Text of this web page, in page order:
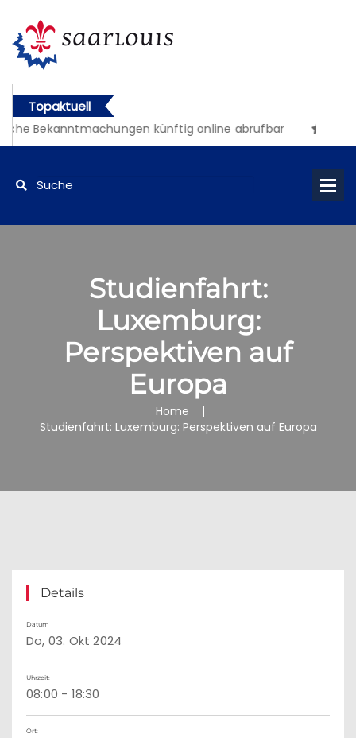
Topaktuell
Bekanntmachungen künftig online abrufbar
Studienfahrt:
Luxemburg:
Perspektiven auf
Europa
Home
Studienfahrt: Luxemburg: Perspektiven auf Europa
Details
Datum
Do, 03. Okt 2024
Uhrzeit:
08:00 - 18:30
Ort: